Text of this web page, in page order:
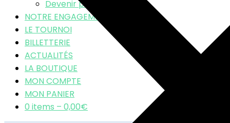
Devenir partenaire
NOTRE ENGAGEMENT RSE
LE TOURNOI
BILLETTERIE
ACTUALITÉS
LA BOUTIQUE
MON COMPTE
MON PANIER
0 items – 0,00€